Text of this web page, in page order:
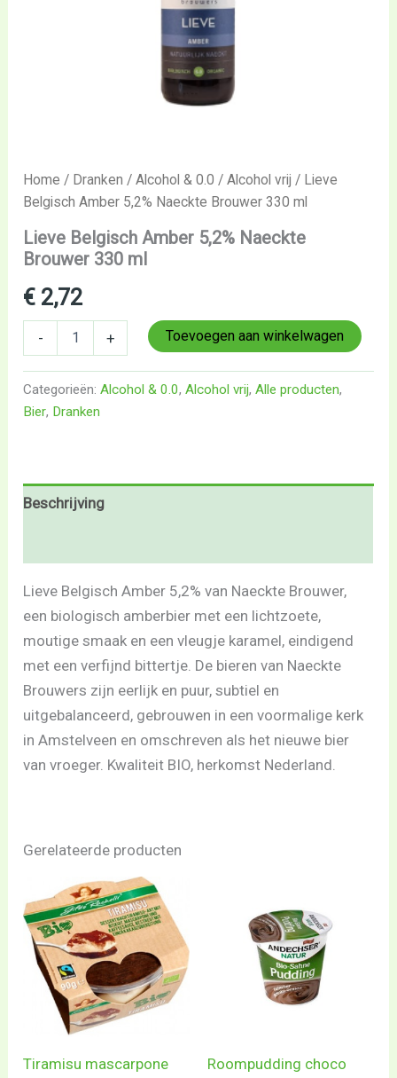
Home / Dranken /Alcohol & 0.0 /Alcohol vrij / Lieve
Belgisch Amber 5,2% Naeckte Brouwer 330 ml
Lieve Belgisch Amber 5,2% Naeckte
Brouwer 330 ml
€ 2,72
- + Toevoegen aan winkelwagen
Categorieën:Alcohol & 0.0,Alcohol vrij,Alle producten,
Bier, Dranken
Beschrijving
Lieve Belgisch Amber 5,2% van Naeckte Brouwer,
een biologisch amberbier met een lichtzoete,
moutige smaak en een vleugje karamel, eindigend
met een verfijnd bittertje. De bieren van Naeckte
Brouwers zijn eerlijk en puur, subtiel en
uitgebalanceerd, gebrouwen in een voormalige kerk
in Amstelveen en omschreven als het nieuwe bier
van vroeger. Kwaliteit BIO, herkomst Nederland.
Gerelateerde producten
Tiramisu mascarpone
Roompudding choco